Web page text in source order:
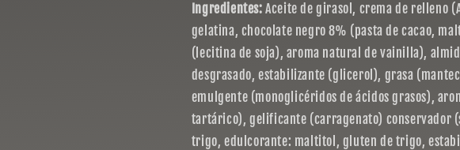
Ingredientes: Aceite de girasol, crema de relleno
gelatina, chocolate negro 8% (pasta de cacao,
(lecitina de soja), aroma natural de vainilla),
desgrasado, estabilizante (glicerol), grasa
emulgente (monoglicéridos de ácidos grasos),
tartárico), gelificante (carragenato) conservador
trigo, edulcorante: maltitol, gluten de trigo,